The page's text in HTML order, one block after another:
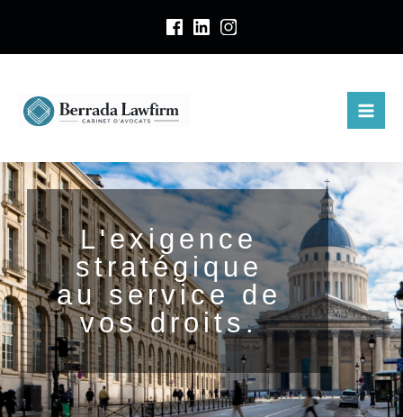
l
c
n
t
n
u
L'exigence
stratégique
au service de
vos droits.